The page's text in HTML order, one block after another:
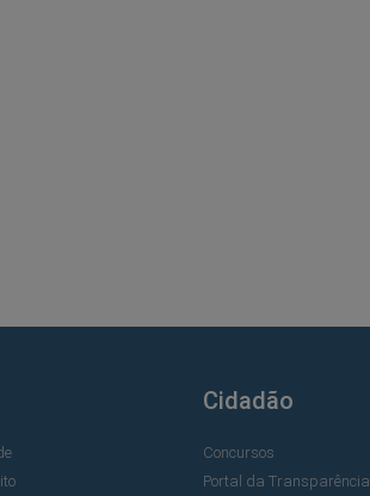
Cidadão
Concursos
Portal da Transparência